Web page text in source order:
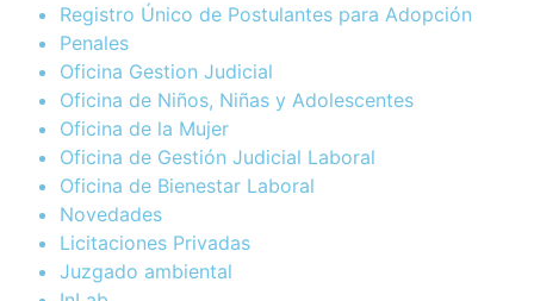
Registro Único de Postulantes para Adopción
Penales
Oficina Gestion Judicial
Oficina de Niños, Niñas y Adolescentes
Oficina de la Mujer
Oficina de Gestión Judicial Laboral
Oficina de Bienestar Laboral
Novedades
Licitaciones Privadas
Juzgado ambiental